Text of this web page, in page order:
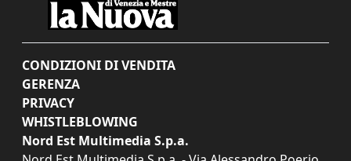
CONDIZIONI DI VENDITA
GERENZA
PRIVACY
WHISTLEBLOWING
Nord Est Multimedia S.p.a.